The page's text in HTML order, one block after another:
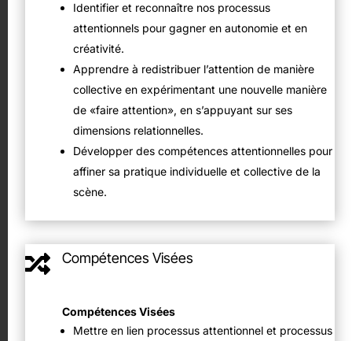
Identifier et reconnaître nos processus
attentionnels pour gagner en autonomie et en
créativité.
Apprendre à redistribuer l’attention de manière
collective en expérimentant une nouvelle manière
de «faire attention», en s’appuyant sur ses
dimensions relationnelles.
Développer des compétences attentionnelles pour
affiner sa pratique individuelle et collective de la
scène.
 Compétences Visées
Compétences Visées
Mettre en lien processus attentionnel et processus